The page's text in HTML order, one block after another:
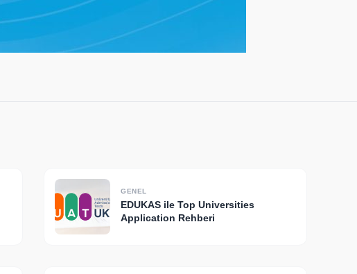
GENEL
EDUKAS ile Top Universities
Application Rehberi